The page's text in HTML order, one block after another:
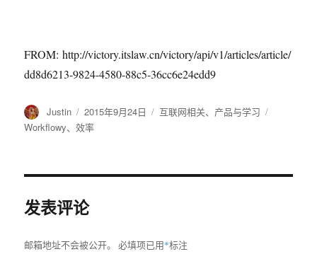
FROM: http://victory.itslaw.cn/victory/api/v1/articles/article/
dd8d6213-9824-4580-88c5-36cc6e24edd9
作
者
Justin
发
布
2015年9月24日
分
互联网相关、 产品与学习
Workflowy、效率
发表评论
邮箱地址不会被公开。 必填项已用*标注